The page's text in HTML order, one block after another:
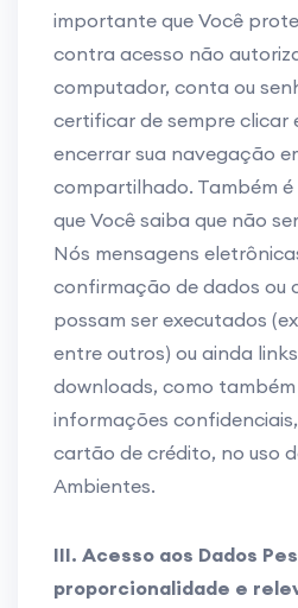
importante que Você
contra acesso não
computador, conta ou
certificar de sempre clicar
encerrar sua navegação
compartilhado. Também
que Você saiba que não
Nós mensagens
confirmação de dados ou
possam ser executados
entre outros) ou ainda
downloads, como
informações
cartão de crédito, no uso
Ambientes.
III. Acesso aos Dados
proporcionalidade e